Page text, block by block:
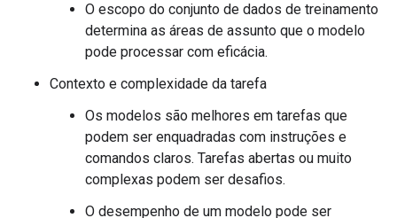
O escopo do conjunto de dados de treinamento
determina as áreas de assunto que o modelo
pode processar com eficácia.
Contexto e complexidade da tarefa
Os modelos são melhores em tarefas que
podem ser enquadradas com instruções e
comandos claros. Tarefas abertas ou muito
complexas podem ser desafios.
O desempenho de um modelo pode ser